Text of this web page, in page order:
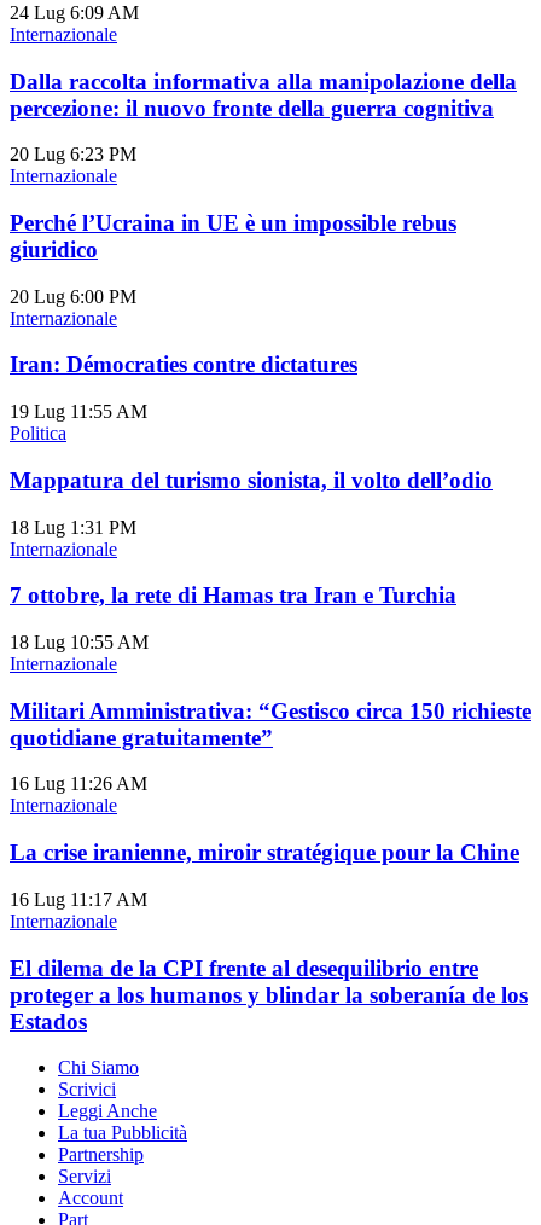
24 Lug 6:09 AM
Internazionale
Dalla raccolta informativa alla manipolazione della
percezione: il nuovo fronte della guerra cognitiva
20 Lug 6:23 PM
Internazionale
Perché l’Ucraina in UE è un impossible rebus
giuridico
20 Lug 6:00 PM
Internazionale
Iran: Démocraties contre dictatures
19 Lug 11:55 AM
Politica
Mappatura del turismo sionista, il volto dell’odio
18 Lug 1:31 PM
Internazionale
7 ottobre, la rete di Hamas tra Iran e Turchia
18 Lug 10:55 AM
Internazionale
Militari Amministrativa: “Gestisco circa 150 richieste
quotidiane gratuitamente”
16 Lug 11:26 AM
Internazionale
La crise iranienne, miroir stratégique pour la Chine
16 Lug 11:17 AM
Internazionale
El dilema de la CPI frente al desequilibrio entre
proteger a los humanos y blindar la soberanía de los
Estados
Chi Siamo
Scrivici
Leggi Anche
La tua Pubblicità
Partnership
Servizi
Account
Part